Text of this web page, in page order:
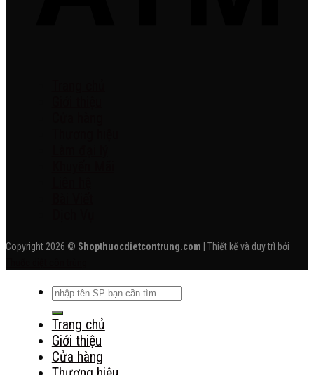
Copyright 2026 © Shopthuocdietcontrung.com | Thiết kế và duy trì bởi
Tìm
Trang chủ
Giới thiệu
Cửa hàng